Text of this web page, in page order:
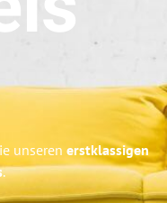
unseren erstklassigen
.